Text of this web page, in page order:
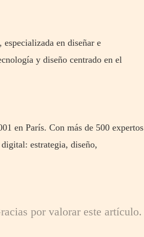
en diseñar e
y diseño centrado en el
en París. Con más de 500 expertos
estrategia, diseño,
por valorar este artículo.